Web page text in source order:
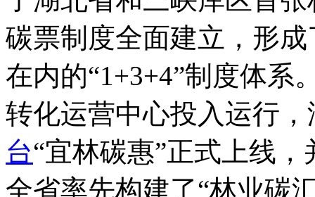
碳票制度全面建立，形
在内的“1+3+4”制度体系
转化运营中心投入运行
台“宜林碳惠”正式上线
全省率先构建了“林业碳